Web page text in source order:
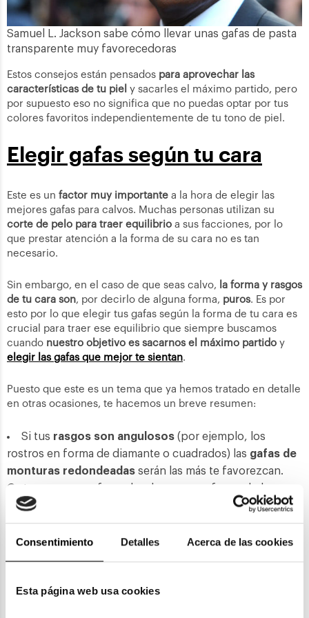
Consentimiento Detalles Acerca de las cookies
Esta página web usa cookies
Samuel L. Jackson sabe cómo llevar unas gafas de pasta
transparente muy favorecedoras
Estos consejos están pensados para aprovechar las
características de tu piel y sacarles el máximo partido, pero
por supuesto eso no significa que no puedas optar por tus
colores favoritos independientemente de tu tono de piel.
Elegir gafas según tu cara
Este es un factor muy importante a la hora de elegir las
mejores gafas para calvos. Muchas personas utilizan su
corte de pelo para traer equilibrio a sus facciones, por lo
que prestar atención a la forma de su cara no es tan
necesario.
Sin embargo, en el caso de que seas calvo, la forma y rasgos
de tu cara son, por decirlo de alguna forma, puros. Es por
esto por lo que elegir tus gafas según la forma de tu cara es
crucial para traer ese equilibrio que siempre buscamos
cuando nuestro objetivo es sacarnos el máximo partido y
elegir las gafas que mejor te sientan.
Puesto que este es un tema que ya hemos tratado en detalle
en otras ocasiones, te hacemos un breve resumen:
Si tus rasgos son angulosos (por ejemplo, los
rostros en forma de diamante o cuadrados) las gafas de
monturas redondeadas serán las más te favorezcan.
Opta por unas gafas redondas o por gafas ovaladas para
que las curvas de las gafas suavicen las líneas rectas de
tus facciones.
En cambio, si tu rostro es más bien curvou
ovalado, lasgafas rectangulares o gafas cuadradas